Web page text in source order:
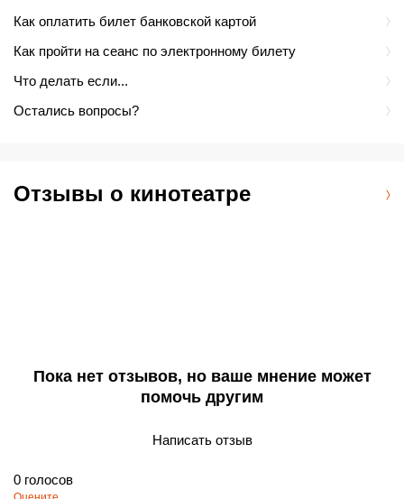
Как оплатить билет банковской картой
Как пройти на сеанс по электронному билету
Что делать если...
Остались вопросы?
Отзывы о кинотеатре
Пока нет отзывов, но ваше мнение может
помочь другим
Написать отзыв
0 голосов